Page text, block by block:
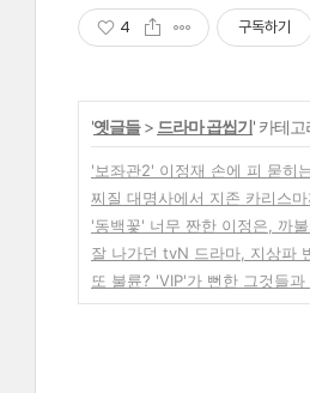
4 구독하기
'옛글들> 드라마 곱씹기' 카테
'보좌관2' 이정재 손에 피 묻히
찌질 대명사에서 지존 카리스
'동백꽃' 너무 짠한 이정은, 까
잘 나가던 tvN 드라마, 지상파
또 불륜? 'VIP'가 뻔한 그것들